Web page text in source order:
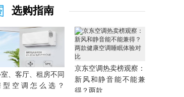
选购指南
室、客厅、租房不同
型空调怎么选？
京东空调热卖榜观察：
新风和静音能不能兼
得？两款...